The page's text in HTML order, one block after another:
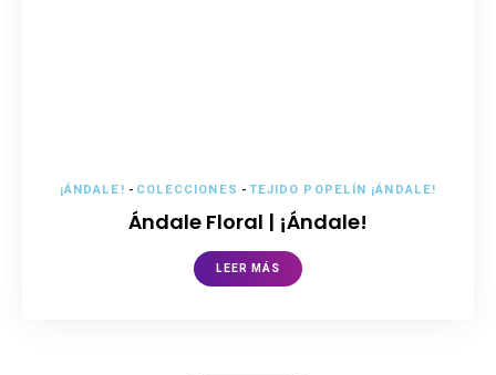
¡ÁNDALE! - COLECCIONES -TEJIDO POPELÍN ¡ÁNDALE!
Ándale Floral | ¡Ándale!
LEER MÁS